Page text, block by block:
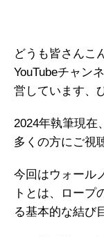
どうも皆さんこ
YouTubeチャン
営しています、
2024年執筆現在
多くの方にご視
今回はウォール
トとは、ロープ
る基本的な結び